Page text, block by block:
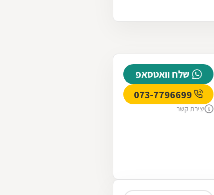
שלח וואטסאפ
יצירת קשר